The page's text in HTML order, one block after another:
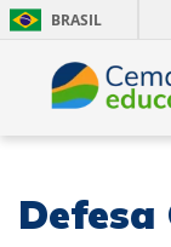
BRASIL
Defesa